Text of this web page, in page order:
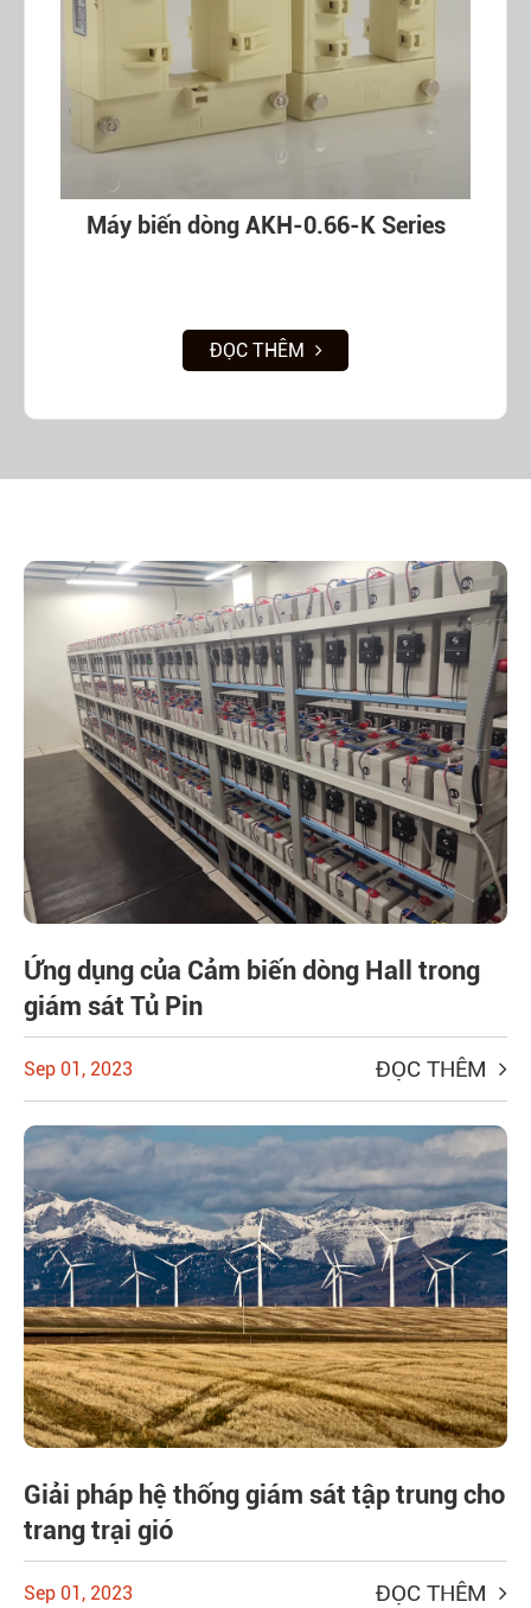
Máy biến dòng AKH-0.66-K Series
ĐỌC THÊM
Ứng dụng của Cảm biến dòng Hall trong
giám sát Tủ Pin
Sep 01, 2023 ĐỌC THÊM
Giải pháp hệ thống giám sát tập trung cho
trang trại gió
Sep 01, 2023 ĐỌC THÊM